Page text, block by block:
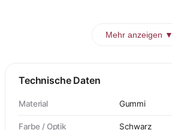
Mehr anzeigen ▼
Technische Daten
Material Gummi
Farbe / Optik Schwarz